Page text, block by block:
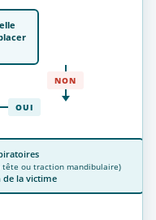
OUI
NON
tête ou traction mandibulaire)
la victime